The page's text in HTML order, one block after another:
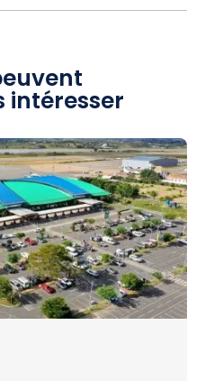
intéresser